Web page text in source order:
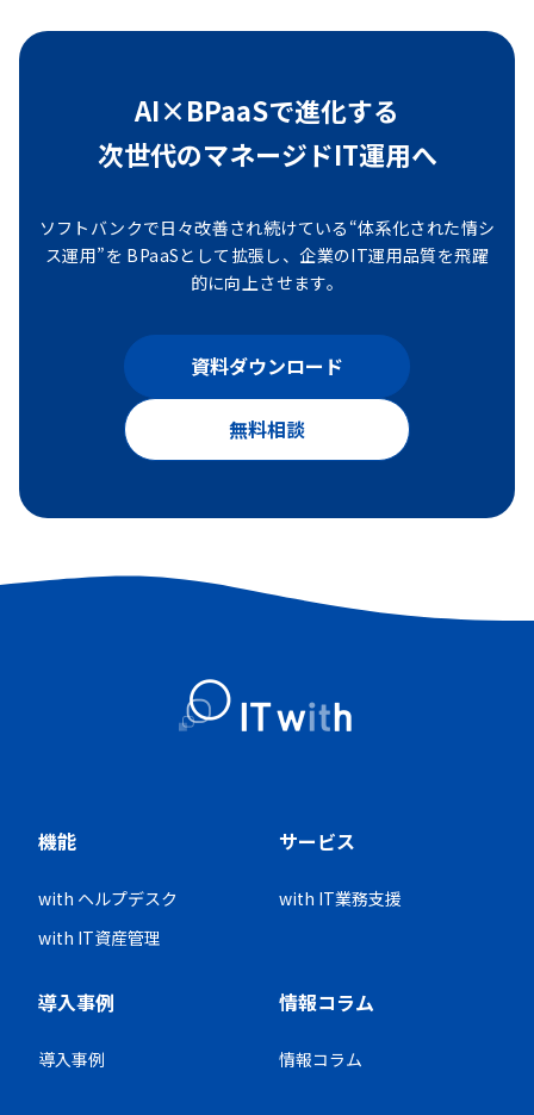
AI×BPaaSで進化する
次世代のマネージドIT運用へ
ソフトバンクで日々改善され続けている“体系化された情シ
ス運用”を BPaaSとして拡張し、企業のIT運用品質を飛躍
的に向上させます。
資料ダウンロード
無料相談
機能
with ヘルプデスク
with IT資産管理
サービス
with IT業務支援
導入事例
導入事例
情報コラム
情報コラム